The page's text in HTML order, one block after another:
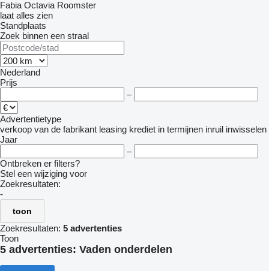
Fabia Octavia Roomster
laat alles zien
Standplaats
Zoek binnen een straal
Nederland
Prijs
–
Advertentietype
verkoop van de fabrikant leasing krediet in termijnen inruil inwisselen
Jaar
–
Ontbreken er filters?
Stel een wijziging voor
Zoekresultaten:
-
toon
Zoekresultaten: 5 advertenties
Toon
5 advertenties: Vaden onderdelen